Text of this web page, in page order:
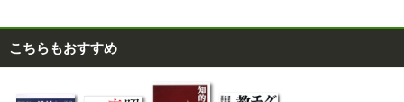
こちらもおすすめ